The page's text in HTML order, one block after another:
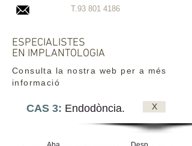
T.93 801 4186
ESPECIALISTES
EN IMPLANTOLOGIA
Consulta la nostra web per a més
informació
CAS 3: Endodòncia. X